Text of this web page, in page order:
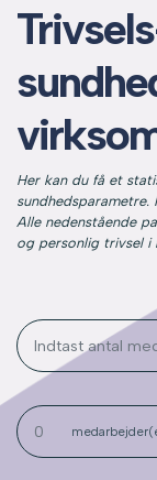
Her kan du få et
sundhedsparametre.
Alle nedenstående
og personlig trivsel i